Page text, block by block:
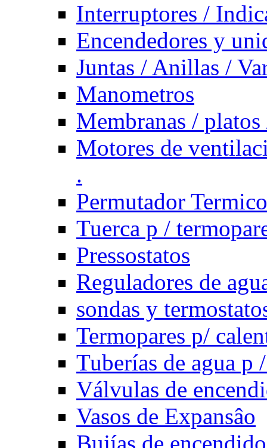
Interruptores /
Encendedores y
Juntas / Anillas /
Manometros
Membranas /
Motores de
.
Permutador Termico
Tuerca p /
Pressostatos
Reguladores de
sondas y
Termopares p/
Tuberías de agua p
Válvulas de
Vasos de Expansâo